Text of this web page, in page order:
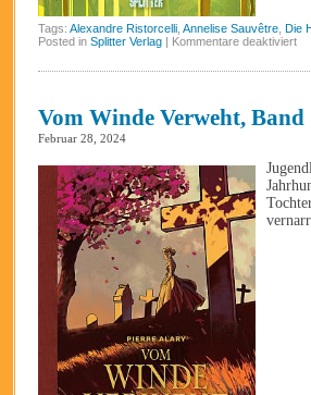
Tags: Alexandre Ristorcelli Annelise Sauvêtre Die
Posted in Splitter Verlag | Kommentare deaktiviertfür
Vom Winde Verweht,
Februar 28, 2024